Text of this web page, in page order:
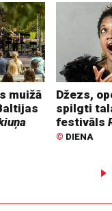
muižā
Džezs,
spilgti
festivāls
© DIENA